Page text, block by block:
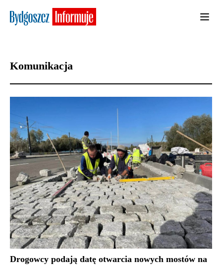
Komunikacja
Drogowcy podają datę otwarcia nowych mostów na